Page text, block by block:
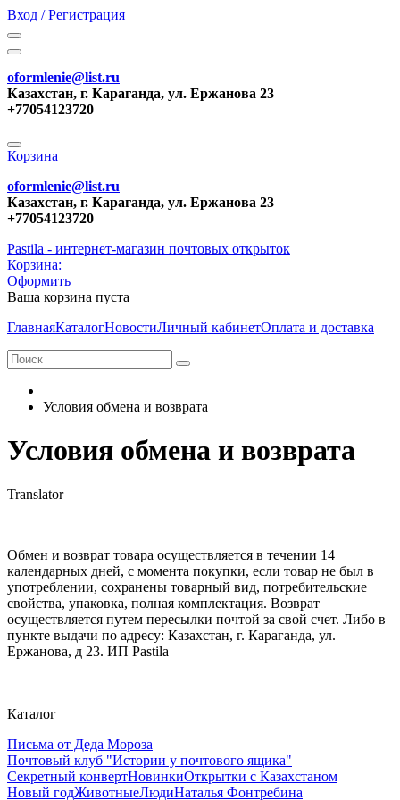
Вход / Регистрация
oformlenie@list.ru
Казахстан, г. Караганда, ул. Ержанова 23
+77054123720
Корзина
oformlenie@list.ru
Казахстан, г. Караганда, ул. Ержанова 23
+77054123720
Pastila - интернет-магазин почтовых открыток
Корзина:
Оформить
Ваша корзина пуста
ГлавнаяКаталогНовостиЛичный кабинетОплата и доставка
Условия обмена и возврата
Условия обмена и возврата
Translator
Обмен и возврат товара осуществляется в течении 14
календарных дней, с момента покупки, если товар не был в
употреблении, сохранены товарный вид, потребительские
свойства, упаковка, полная комплектация. Возврат
осуществляется путем пересылки почтой за свой счет. Либо в
пункте выдачи по адресу: Казахстан, г. Караганда, ул.
Ержанова, д 23. ИП Pastila
Каталог
Письма от Деда Мороза
Почтовый клуб "Истории у почтового ящика"
Секретный конвертНовинкиОткрытки с Казахстаном
Новый годЖивотныеЛюдиНаталья Фонтребина